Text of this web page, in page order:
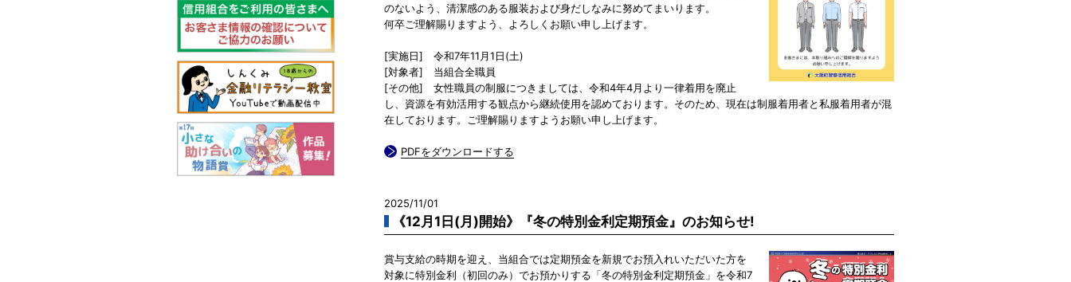
のないよう、清潔感のある服装および身だしなみに努めてまいります。
何卒ご理解賜りますよう、よろしくお願い申し上げます。
[実施日] 令和7年11月1日(土)
[対象者] 当組合全職員
[その他] 女性職員の制服につきましては、令和4年4月より一律着用を廃止
し、資源を有効活用する観点から継続使用を認めております。そのため、現在は制服着用者と私服着用者が混
在しております。ご理解賜りますようお願い申し上げます。
PDFをダウンロードする
2025/11/01
《12月1日(月)開始》『冬の特別金利定期預金』のお知らせ!
賞与支給の時期を迎え、当組合では定期預金を新規でお預入れいただいた方を
対象に特別金利（初回のみ）でお預かりする「冬の特別金利定期預金」を令和7